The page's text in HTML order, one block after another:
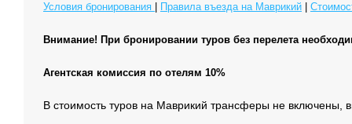
Условия бронирования Правила въезда на Маврикий
Внимание! При бронировании туров без перелета
Агентская комиссия по отелям 10%
В стоимость туров на Маврикий трансферы не включены,